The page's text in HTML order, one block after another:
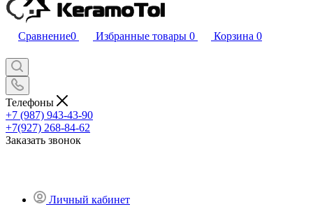
Сравнение0 Избранные товары 0 Корзина 0
Телефоны
+7 (987) 943-43-90
+7(927) 268-84-62
Заказать звонок
Личный кабинет